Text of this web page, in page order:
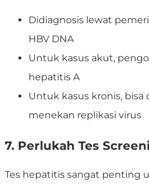
Didiagnosis lewat
HBV DNA
Untuk kasus akut,
hepatitis A
Untuk kasus kronis,
menekan replikasi virus
7. Perlukah Tes
Tes hepatitis sangat penting